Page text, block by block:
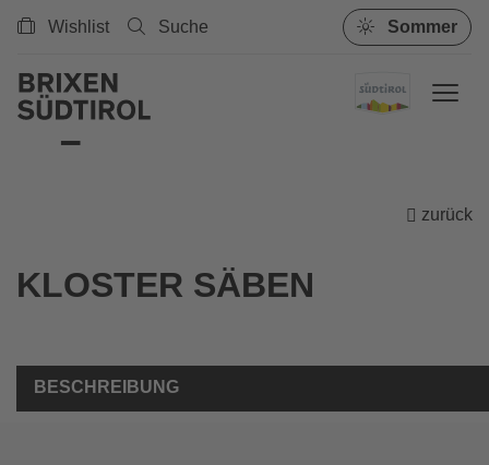
Wishlist Suche Sommer
zurück
KLOSTER SÄBEN
BESCHREIBUNG